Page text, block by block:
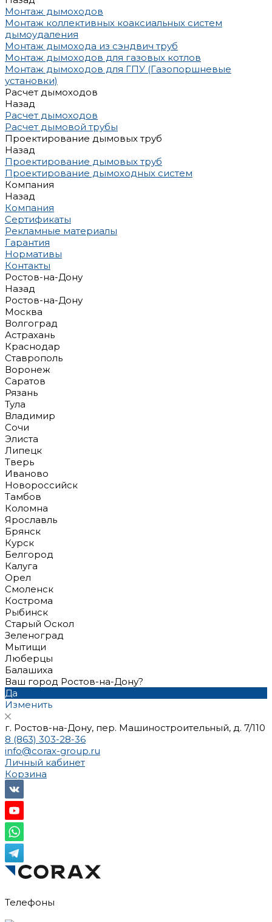
Монтаж дымоходов
Монтаж коллективных коаксиальных систем
дымоудаления
Монтаж дымохода из сэндвич труб
Монтаж дымоходов для газовых котлов
Монтаж дымоходов для ГПУ (Газопоршневые
установки)
Расчет дымоходов
Назад
Расчет дымоходов
Расчет дымовой трубы
Проектирование дымовых труб
Назад
Проектирование дымовых труб
Проектирование дымоходных систем
Компания
Назад
Компания
Сертификаты
Рекламные материалы
Гарантия
Нормативы
Контакты
Ростов-на-Дону
Назад
Ростов-на-Дону
Москва
Волгоград
Астрахань
Краснодар
Ставрополь
Воронеж
Саратов
Рязань
Тула
Владимир
Сочи
Элиста
Липецк
Тверь
Иваново
Новороссийск
Тамбов
Коломна
Ярославль
Брянск
Курск
Белгород
Калуга
Орел
Смоленск
Кострома
Рыбинск
Старый Оскол
Зеленоград
Мытищи
Люберцы
Балашиха
Ваш город Ростов-на-Дону?
Да
Изменить
г. Ростов-на-Дону, пер. Машиностроительный, д. 7/110
8 (863) 303-28-36
info@corax-group.ru
Личный кабинет
Корзина
Телефоны